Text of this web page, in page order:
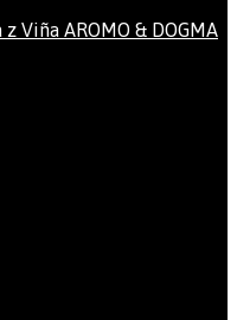
Viña AROMO & DOGMA